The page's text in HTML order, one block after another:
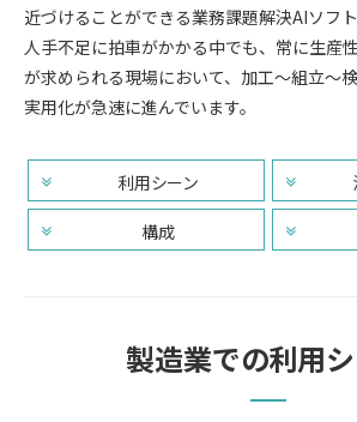
近づけることができる業務課題解決AIソフ
人手不足に拍車がかかる中でも、常に生産
が求められる現場において、加工〜組立〜
実用化が急速に進んでいます。
利用シーン
構成
製造業での利用